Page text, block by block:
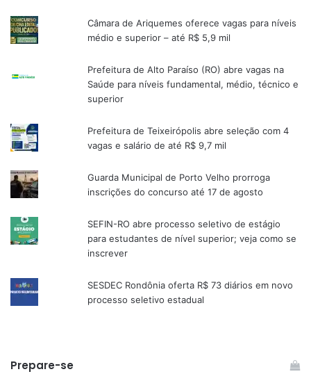
Câmara de Ariquemes oferece vagas para níveis
médio e superior – até R$ 5,9 mil
Prefeitura de Alto Paraíso (RO) abre vagas na
Saúde para níveis fundamental, médio, técnico e
superior
Prefeitura de Teixeirópolis abre seleção com 4
vagas e salário de até R$ 9,7 mil
Guarda Municipal de Porto Velho prorroga
inscrições do concurso até 17 de agosto
SEFIN-RO abre processo seletivo de estágio
para estudantes de nível superior; veja como se
inscrever
SESDEC Rondônia oferta R$ 73 diários em novo
processo seletivo estadual
Prepare-se